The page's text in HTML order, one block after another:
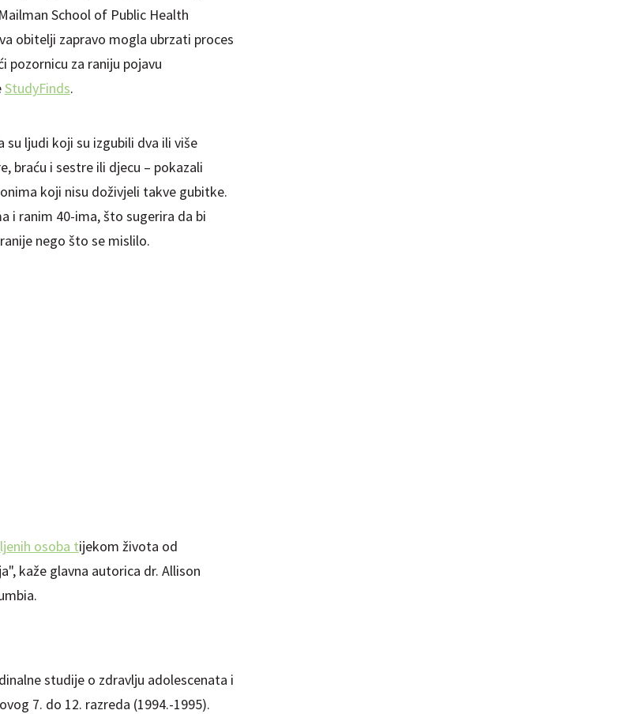
School of Public Health
obitelji zapravo mogla ubrzati proces
pozornicu za raniju pojavu
StudyFinds.
su ljudi koji su izgubili dva ili više
braću i sestre ili djecu – pokazali
koji nisu doživjeli takve gubitke.
i ranim 40-ima, što sugerira da bi
nego što se mislilo.
osoba tijekom života od
kaže glavna autorica dr. Allison
studije o zdravlju adolescenata i
7. do 12. razreda (1994.-1995).